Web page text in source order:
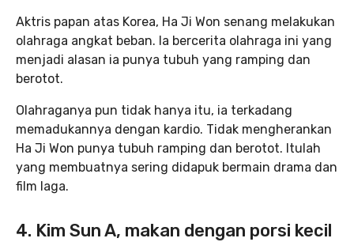
Aktris papan atas Korea, Ha Ji Won senang melakukan
olahraga angkat beban. Ia bercerita olahraga ini yang
menjadi alasan ia punya tubuh yang ramping dan
berotot.
Olahraganya pun tidak hanya itu, ia terkadang
memadukannya dengan kardio. Tidak mengherankan
Ha Ji Won punya tubuh ramping dan berotot. Itulah
yang membuatnya sering didapuk bermain drama dan
film laga.
4. Kim Sun A, makan dengan porsi kecil